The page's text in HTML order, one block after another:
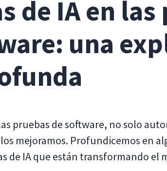
de IA en
una
pruebas de software, no solo
mejoramos. Profundicemos en
de IA que están transformando el